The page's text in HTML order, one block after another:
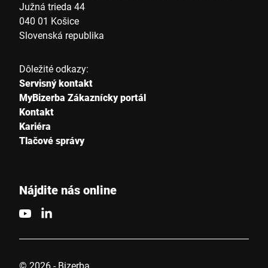
Južná trieda 44
040 01 Košice
Slovenská republika
Dôležité odkazy:
Servisný kontakt
MyBizerba Zákaznícky portál
Kontakt
Kariéra
Tlačové správy
Nájdite nás online
© 2026 - Bizerba